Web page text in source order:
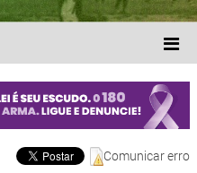
Comunicar erro